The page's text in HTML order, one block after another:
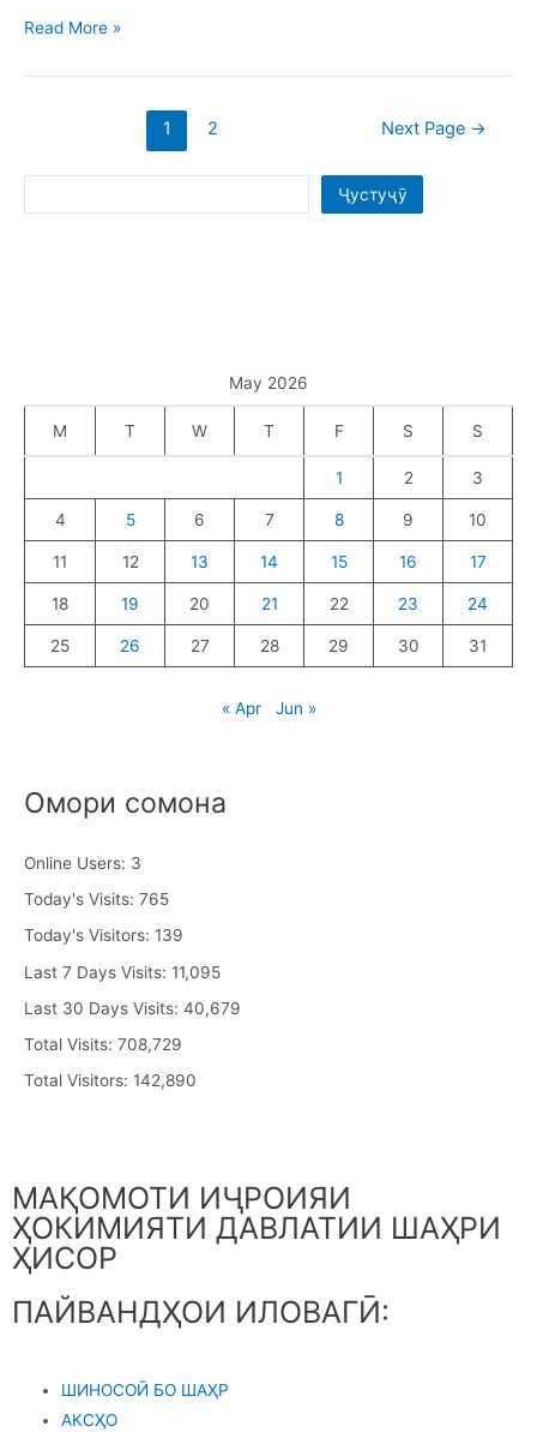
Read More »
1 2 Next Page →
Ҷустуҷӯ
May 2026
M T W T F S S
1 2 3
4 5 6 7 8 9 10
11 12 13 14 15 16 17
18 19 20 21 22 23 24
25 26 27 28 29 30 31
« Apr Jun »
Омори сомона
Online Users: 3
Today's Visits: 765
Today's Visitors: 139
Last 7 Days Visits: 11,095
Last 30 Days Visits: 40,679
Total Visits: 708,729
Total Visitors: 142,890
МАҚОМОТИ ИҶРОИЯИ
ҲОКИМИЯТИ ДАВЛАТИИ ШАҲРИ
ҲИСОР
ПАЙВАНДҲОИ ИЛОВАГӢ:
ШИНОСОӢ БО ШАҲР
АКСҲО